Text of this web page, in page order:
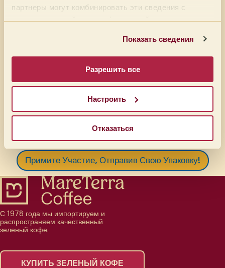
партнеры могут комбинировать эти сведения с
предоставленной вами информацией, а также
Показать сведения
Разрешить все
Настроить
Отказаться
1. Отправьте нам фотографию вашей упаковки на
info@mareterracoffee.com.
3.Пришлите нам формат сумки, чтобы мы могли представить ее
* Мы дадим вам инструкции, когда вы пришлете нам
фотографию.
Все полученные упаковки будут выставлены на нашем мероприятии
Coffee Encounters Event и жюри выберет трех победителей, которые
получат несколько килограммов наших лучших партий зеленого кофе.
Примите Участие, Отправив Свою Упаковку!
С 1978 года мы импортируем и
распространяем качественный
зеленый кофе.
КУПИТЬ ЗЕЛЕНЫЙ КОФЕ